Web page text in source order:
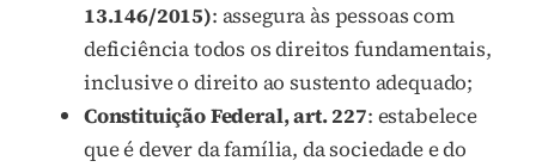
13.146/2015): assegura às pessoas com
deficiência todos os direitos fundamentais,
inclusive o direito ao sustento adequado;
Constituição Federal, art. 227: estabelece
que é dever da família, da sociedade e do